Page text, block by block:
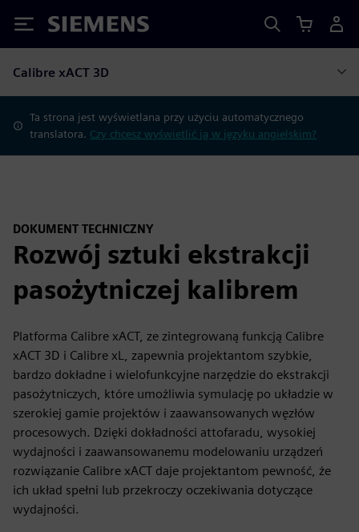
Siemens
Calibre xACT 3D
Ta strona jest wyświetlana przy użyciu automatycznego
translatora. Czy chcesz wyświetlić ją w języku angielskim?
DOKUMENT TECHNICZNY
Rozwój sztuki ekstrakcji
pasożytniczej kalibrem
Platforma Calibre xACT, ze zintegrowaną funkcją Calibre
xACT 3D i Calibre xL, zapewnia projektantom szybkie,
bardzo dokładne i wielofunkcyjne narzędzie do ekstrakcji
pasożytniczych, które umożliwia symulację po układzie w
szerokiej gamie projektów i zaawansowanych węzłów
procesowych. Dzięki dokładności attofaradu, wysokiej
wydajności i zaawansowanemu modelowaniu urządzeń
rozwiązanie Calibre xACT daje projektantom pewność, że
ich układ spełni lub przekroczy oczekiwania dotyczące
wydajności.